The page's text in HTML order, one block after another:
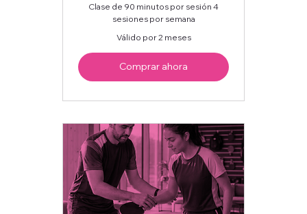
Clase de 90 minutos por sesión 4
sesiones por semana
Válido por 2 meses
Comprar ahora